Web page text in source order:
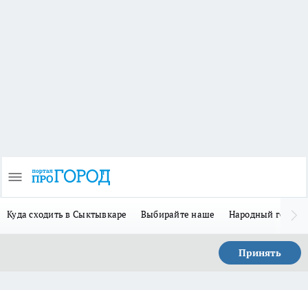
Куда сходить в Сыктывкаре Выбирайте наше Народный герой
Принять